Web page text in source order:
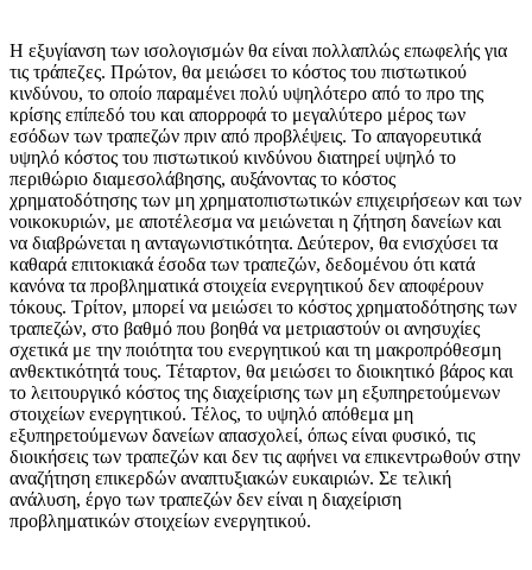
Η εξυγίανση των ισολογισμών θα είναι πολλαπλώς επωφελής για
τις τράπεζες. Πρώτον, θα μειώσει το κόστος του πιστωτικού
κινδύνου, το οποίο παραμένει πολύ υψηλότερο από το προ της
κρίσης επίπεδό του και απορροφά το μεγαλύτερο μέρος των
εσόδων των τραπεζών πριν από προβλέψεις. Το απαγορευτικά
υψηλό κόστος του πιστωτικού κινδύνου διατηρεί υψηλό το
περιθώριο διαμεσολάβησης, αυξάνοντας το κόστος
χρηματοδότησης των μη χρηματοπιστωτικών επιχειρήσεων και των
νοικοκυριών, με αποτέλεσμα να μειώνεται η ζήτηση δανείων και
να διαβρώνεται η ανταγωνιστικότητα. Δεύτερον, θα ενισχύσει τα
καθαρά επιτοκιακά έσοδα των τραπεζών, δεδομένου ότι κατά
κανόνα τα προβληματικά στοιχεία ενεργητικού δεν αποφέρουν
τόκους. Τρίτον, μπορεί να μειώσει το κόστος χρηματοδότησης των
τραπεζών, στο βαθμό που βοηθά να μετριαστούν οι ανησυχίες
σχετικά με την ποιότητα του ενεργητικού και τη μακροπρόθεσμη
ανθεκτικότητά τους. Τέταρτον, θα μειώσει το διοικητικό βάρος και
το λειτουργικό κόστος της διαχείρισης των μη εξυπηρετούμενων
στοιχείων ενεργητικού. Τέλος, το υψηλό απόθεμα μη
εξυπηρετούμενων δανείων απασχολεί, όπως είναι φυσικό, τις
διοικήσεις των τραπεζών και δεν τις αφήνει να επικεντρωθούν στην
αναζήτηση επικερδών αναπτυξιακών ευκαιριών. Σε τελική
ανάλυση, έργο των τραπεζών δεν είναι η διαχείριση
προβληματικών στοιχείων ενεργητικού.